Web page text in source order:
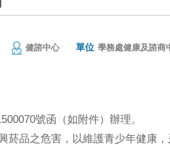
健諮中心 單位 學務處健康及諮商
號函（如附件）辦理。
品之危害，以維護青少年健康